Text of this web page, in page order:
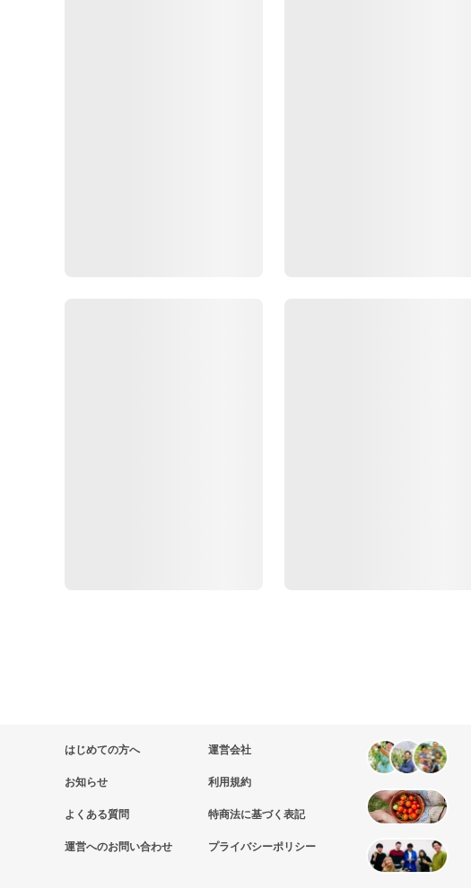
はじめての方へ
お知らせ
よくある質問
運営へのお問い合わせ
運営会社
利用規約
特商法に基づく表記
プライバシーポリシー